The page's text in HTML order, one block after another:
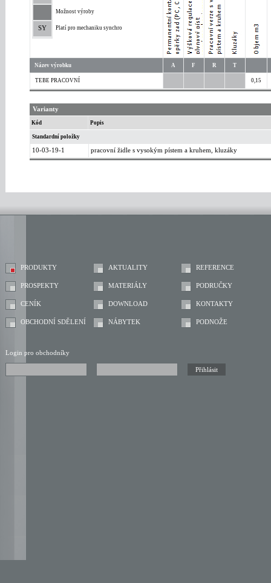
SY
Možnost výroby
Platí pro mechaniku synchro
Název výrobku A F R T
TEBE PRACOVNÍ 0,15
Varianty
Kód Popis
Standardní položky
10-03-19-1 pracovní židle s vysokým pístem a kruhem, kluzáky
PRODUKTY AKTUALITY REFERENCE
PROSPEKTY MATERIÁLY PODRUČKY
CENÍK DOWNLOAD KONTAKTY
OBCHODNÍ SDĚLENÍ NÁBYTEK PODNOŽE
Login pro obchodníky